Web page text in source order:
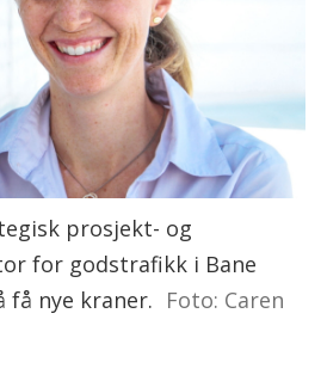
prosjekt- og
for godstrafikk i Bane
få nye kraner. Foto: Caren